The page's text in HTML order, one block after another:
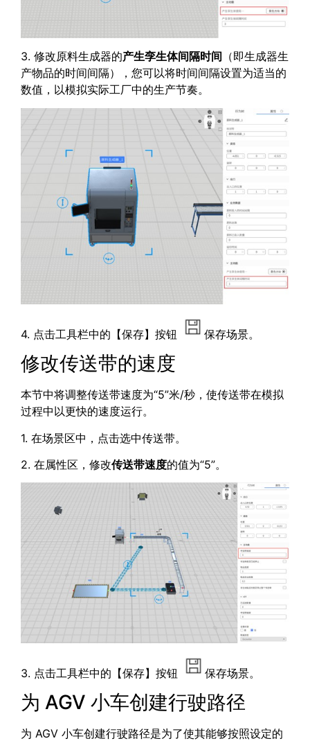
3. 修改原料生成器的产生孪生体间隔时间 （即生成器生
产物品的时间间隔），您可以将时间间隔设置为适当的
数值，以模拟实际工厂中的生产节奏。
4. 点击工具栏中的【保存】按钮 保存场景。
修改传送带的速度
本节中将调整传送带速度为“5”米/秒，使传送带在模拟
过程中以更快的速度运行。
1. 在场景区中，点击选中传送带。
2. 在属性区，修改传送带速度的值为“5”。
3. 点击工具栏中的【保存】按钮 保存场景。
为 AGV 小车创建行驶路径
为 AGV 小车创建行驶路径是为了使其能够按照设定的